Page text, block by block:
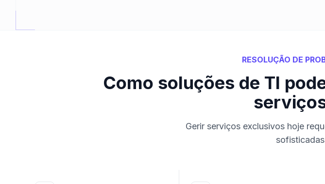
RESOLUÇÃO DE
Como soluções de TI
Gerir serviços exclusivos hoje